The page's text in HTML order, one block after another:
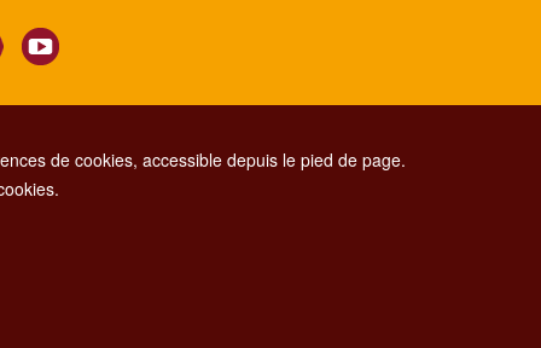
de cookies, accessible depuis le pied de page.